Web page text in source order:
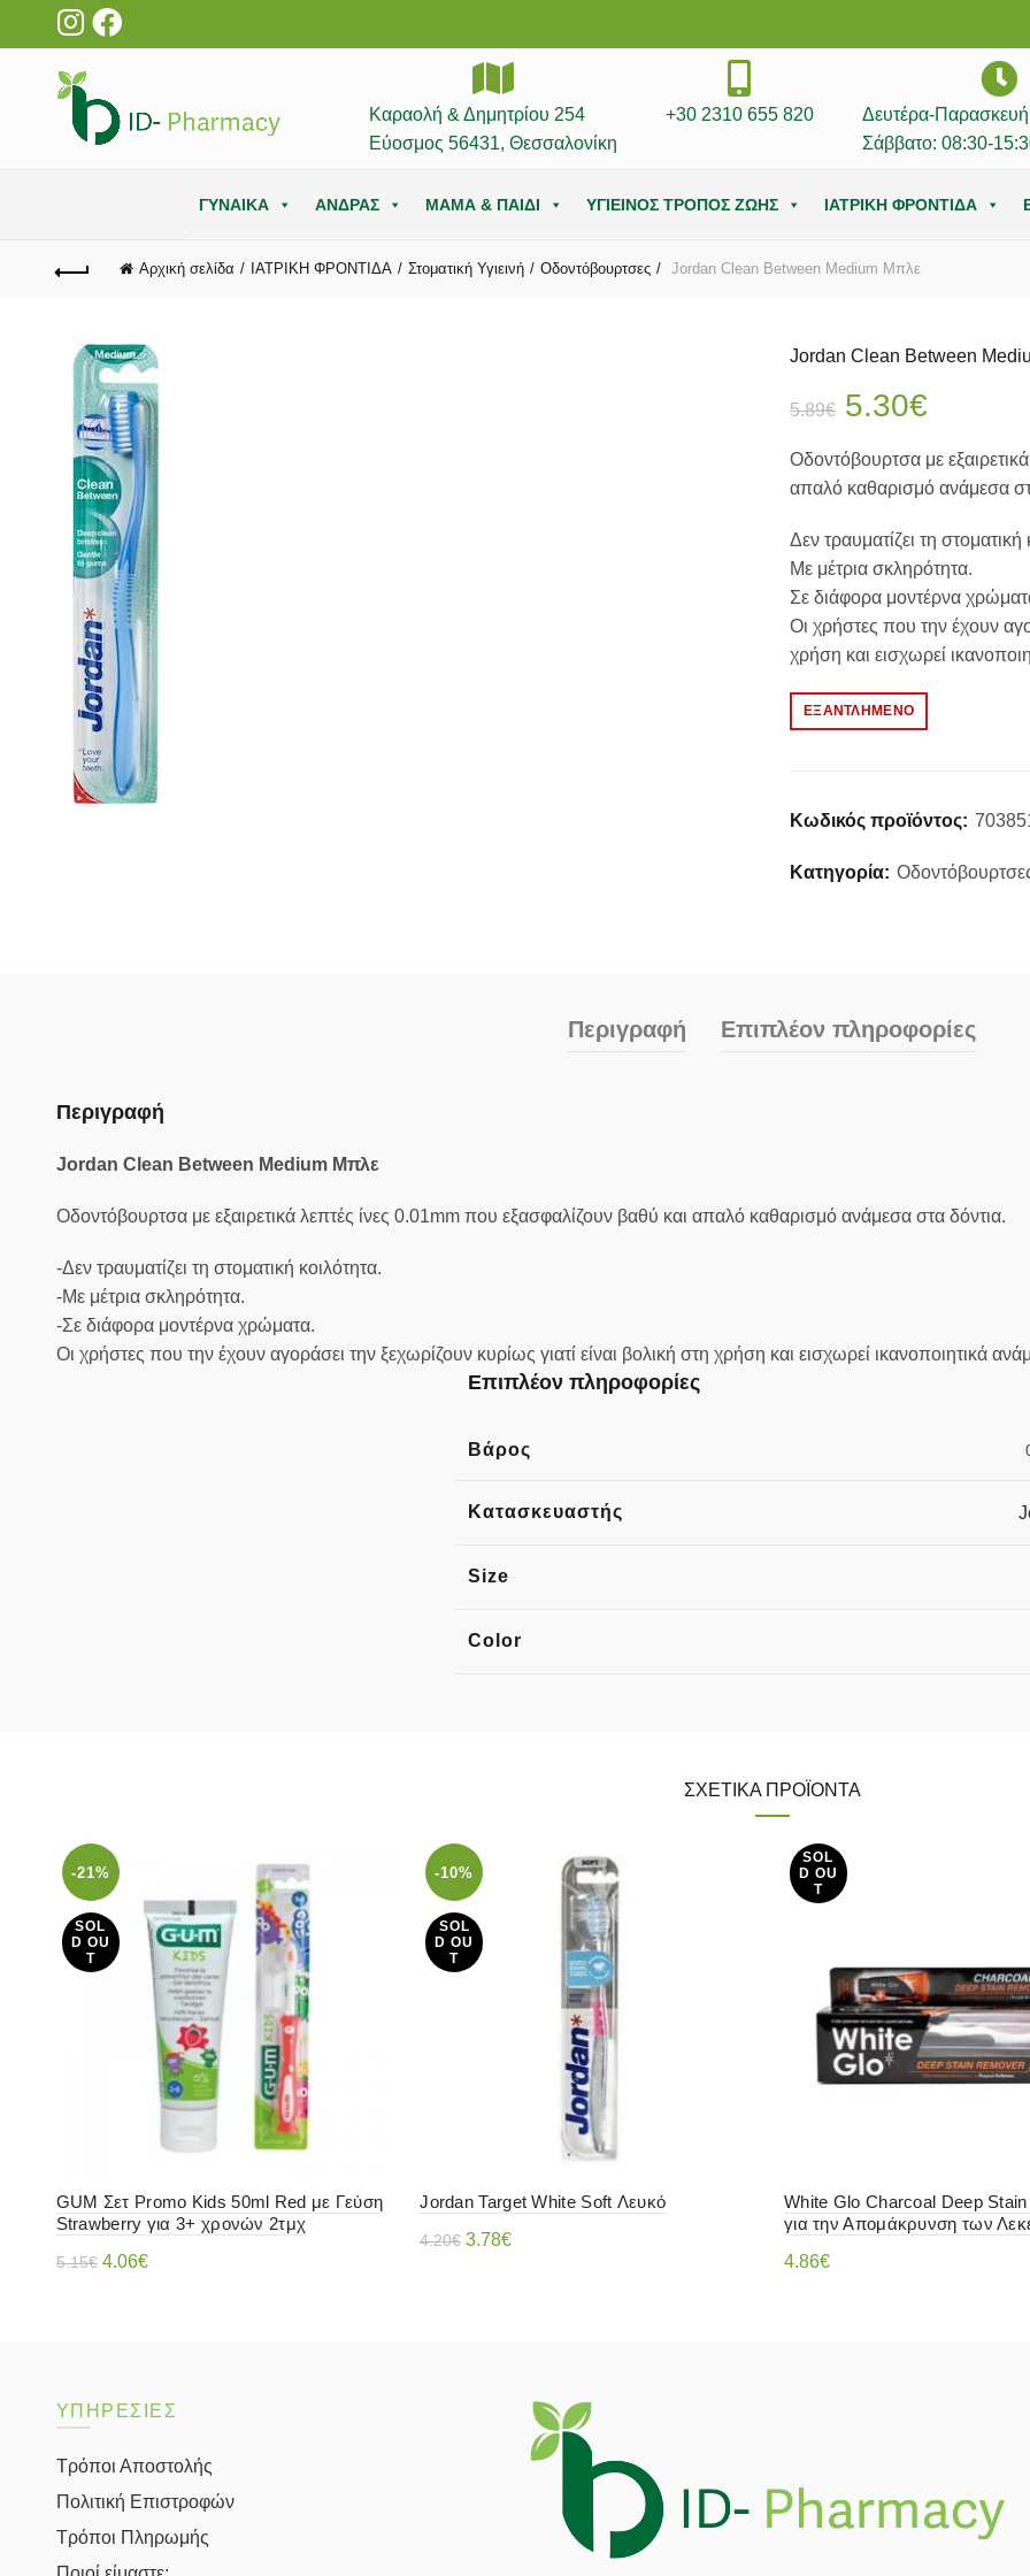
Καραολή & Δημητρίου 254
Εύοσμος 56431, Θεσσαλονίκη
+30 2310 655 820
Δευτέρα-
Σάββατο: 08:30-
ΓΥΝΑΙΚΑ ΑΝΔΡΑΣ ΜΑΜΑ & ΠΑΙΔΙ ΥΓΙΕΙΝΟΣ ΤΡΟΠΟΣ ΖΩΗΣ ΙΑΤΡΙΚΗ ΦΡΟΝΤΙΔΑ
Αρχική σελίδα ΙΑΤΡΙΚΗ ΦΡΟΝΤΙΔΑ Στοματική Υγιεινή Οδοντόβουρτσες Jordan Clean Between Medium Μπλε
Jordan Clean Between
5.89€ Original
price
was:
5.89€.
5.30€Η
τιμή
είναι:
5.30€.
Οδοντόβουρτσα με
απαλό καθαρισμό ανάμεσα
Δεν τραυματίζει τη στοματική
Με μέτρια σκληρότητα.
Σε διάφορα μοντέρνα
Οι χρήστες που την έχουν
χρήση και εισχωρεί
ΕΞΑΝΤΛΗΜΈΝΟ
Κωδικός προϊόντος:
Κατηγορία:
Περιγραφή Επιπλέον πληροφορίες
Περιγραφή
Jordan Clean Between Medium Μπλε
Οδοντόβουρτσα με εξαιρετικά λεπτές ίνες 0.01mm που εξασφαλίζουν βαθύ και απαλό καθαρισμό ανάμεσα στα δόντια.
-Δεν τραυματίζει τη στοματική κοιλότητα.
-Με μέτρια σκληρότητα.
-Σε διάφορα μοντέρνα χρώματα.
Οι χρήστες που την έχουν αγοράσει την ξεχωρίζουν κυρίως γιατί είναι βολική στη χρήση και εισχωρεί ικανοποιητικά
Επιπλέον πληροφορίες
Βάρος
Κατασκευαστής
Size
Color
ΣΧΕΤΙΚΆ ΠΡΟΪΌΝΤΑ
-21%
SOL
D OU
T
GUM Σετ Promo Kids 50ml Red με Γεύση
Strawberry για 3+ χρονών 2τμχ
5.15€ Original
4.06€Η
4.06€.
-10%
SOL
D OU
T
Jordan Target White Soft Λευκό
4.20€ Original
3.78€Η
SOL
D OU
T
White Glo Charcoal Deep
για την Απομάκρυνση των
4.86€
ΥΠΗΡΕΣΙΕΣ
Τρόποι Αποστολής
Πολιτική Επιστροφών
Τρόποι Πληρωμής